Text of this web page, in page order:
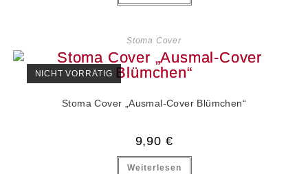
Stoma Cover
NICHT VORRÄTIG
Stoma Cover „Ausmal-Cover Blümchen“
9,90 €
Weiterlesen